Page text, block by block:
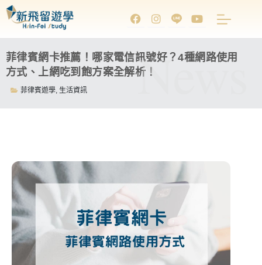
菲律賓網卡推薦！哪家電信訊號好？4種網路使用
方式、上網吃到飽方案全解析！
菲律賓遊學, 生活資訊 News